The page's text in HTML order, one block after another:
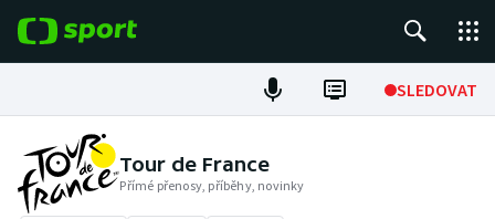
SLEDOVAT
Fotbal
Hokej
Tour de France
Přímé přenosy, příběhy, novinky